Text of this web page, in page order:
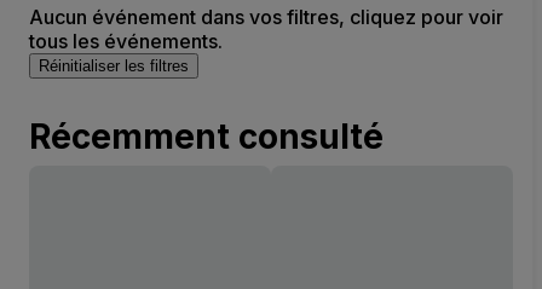
Aucun événement dans vos filtres, cliquez pour voir
tous les événements.
Réinitialiser les filtres
Récemment consulté